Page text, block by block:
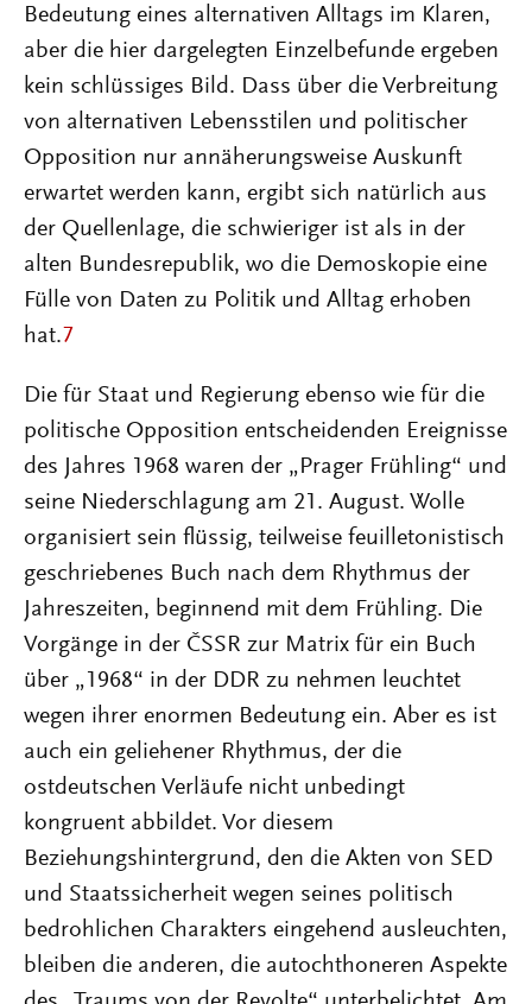
Bedeutung eines alternativen Alltags im Klaren,
aber die hier dargelegten Einzelbefunde ergeben
kein schlüssiges Bild. Dass über die Verbreitung
von alternativen Lebensstilen und politischer
Opposition nur annäherungsweise Auskunft
erwartet werden kann, ergibt sich natürlich aus
der Quellenlage, die schwieriger ist als in der
alten Bundesrepublik, wo die Demoskopie eine
Fülle von Daten zu Politik und Alltag erhoben
hat.7
Die für Staat und Regierung ebenso wie für die
politische Opposition entscheidenden Ereignisse
des Jahres 1968 waren der „Prager Frühling“ und
seine Niederschlagung am 21. August. Wolle
organisiert sein flüssig, teilweise feuilletonistisch
geschriebenes Buch nach dem Rhythmus der
Jahreszeiten, beginnend mit dem Frühling. Die
Vorgänge in der ČSSR zur Matrix für ein Buch
über „1968“ in der DDR zu nehmen leuchtet
wegen ihrer enormen Bedeutung ein. Aber es ist
auch ein geliehener Rhythmus, der die
ostdeutschen Verläufe nicht unbedingt
kongruent abbildet. Vor diesem
Beziehungshintergrund, den die Akten von SED
und Staatssicherheit wegen seines politisch
bedrohlichen Charakters eingehend ausleuchten,
bleiben die anderen, die autochthoneren Aspekte